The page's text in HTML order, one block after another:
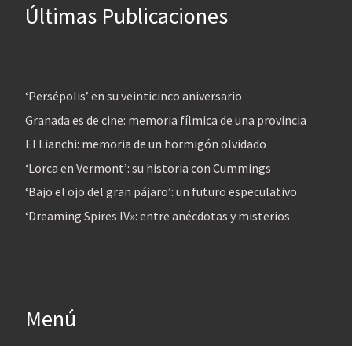
Últimas Publicaciones
‘Persépolis’ en su veinticinco aniversario
Granada es de cine: memoria fílmica de una provincia
El Lianchi: memoria de un hormigón olvidado
‘Lorca en Vermont’: su historia con Cummings
‘Bajo el ojo del gran pájaro’: un futuro especulativo
‘Dreaming Spires IV»: entre anécdotas y misterios
Menú